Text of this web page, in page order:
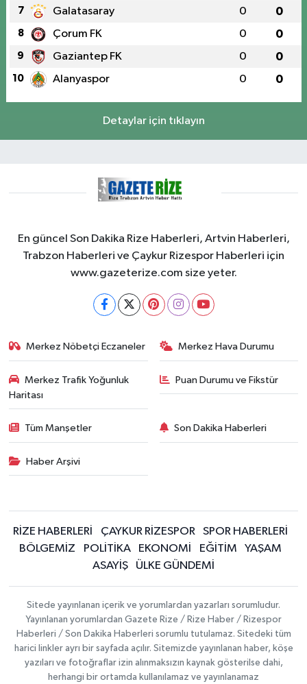
7 Galatasaray 0 0
8 Çorum FK 0 0
9 Gaziantep FK 0 0
10 Alanyaspor 0 0
Detaylar için tıklayın
En güncel Son Dakika Rize Haberleri, Artvin Haberleri,
Trabzon Haberleri ve Çaykur Rizespor Haberleri için
www.gazeterize.com size yeter.
Merkez Nöbetçi Eczaneler Merkez Hava Durumu
Merkez Trafik Yoğunluk
Haritası
Puan Durumu ve Fikstür
Tüm Manşetler Son Dakika Haberleri
Haber Arşivi
RİZE HABERLERİ ÇAYKUR RİZESPOR
SPOR HABERLERİ
BÖLGEMİZ
POLİTİKA EKONOMİ EĞİTİM
YAŞAM
ASAYİŞ
ÜLKE GÜNDEMİ
Sitede yayınlanan içerik ve yorumlardan yazarları sorumludur.
Yayınlanan yorumlardan Gazete Rize / Rize Haber / Rizespor
Haberleri / Son Dakika Haberleri sorumlu tutulamaz. Sitedeki tüm
harici linkler ayrı bir sayfada açılır. Sitemizde yayınlanan haber, köşe
yazıları ve fotoğraflar izin alınmaksızın kaynak gösterilse dahi,
herhangi bir ortamda kullanılamaz ve yayınlanamaz